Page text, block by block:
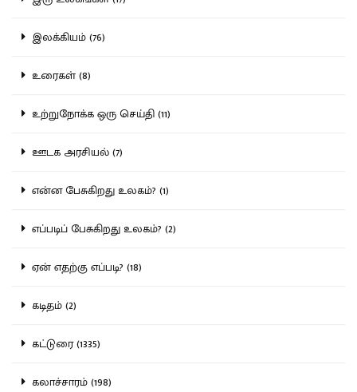
இலக்கியம் (76)
உரைகள் (8)
உற்றுநோக்க ஒரு செய்தி (11)
ஊடக அரசியல் (7)
என்ன பேசுகிறது உலகம்? (1)
எப்படிப் பேசுகிறது உலகம்? (2)
ஏன் எதற்கு எப்படி? (18)
கடிதம் (2)
கட்டுரை (1335)
கலாச்சாரம் (198)